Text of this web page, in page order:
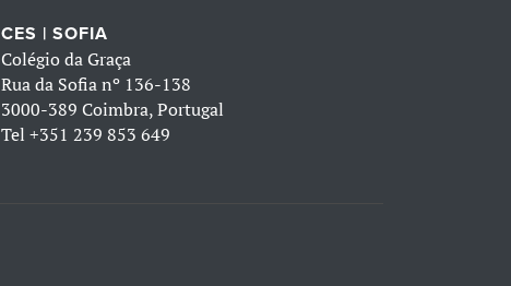
CES | SOFIA
Colégio da Graça
Rua da Sofia nº 136-138
3000-389 Coimbra, Portugal
Tel +351 239 853 649